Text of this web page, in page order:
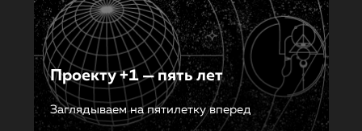
Проекту +1 — пять лет
Заглядываем на пятилетку вперед